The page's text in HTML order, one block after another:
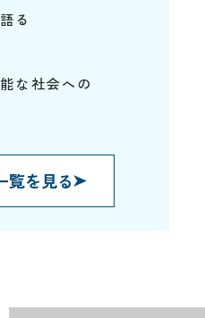
る
な社会への
覧を見る